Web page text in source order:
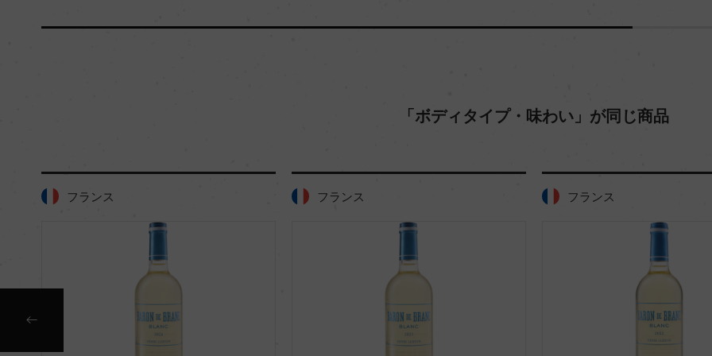
「ボディタイプ・味わい」が同じ商品
フランス フランス フランス